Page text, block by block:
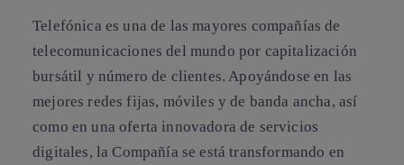
Telefónica es una de las mayores compañías de
telecomunicaciones del mundo por capitalización
bursátil y número de clientes. Apoyándose en las
mejores redes fijas, móviles y de banda ancha, así
como en una oferta innovadora de servicios
digitales, la Compañía se está transformando en